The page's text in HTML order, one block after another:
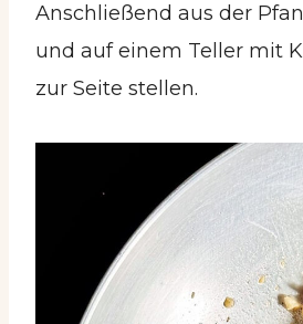
Anschließend aus der
und auf einem Teller mit
zur Seite stellen.